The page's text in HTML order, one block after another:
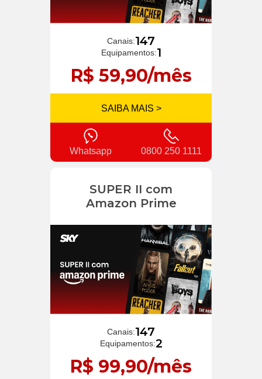
Canais:147
Equipamentos:1
R$ 59,90/mês
SAIBA MAIS >
Whatsapp 0800 250 1111
SUPER II com
Amazon Prime
Canais:147
Equipamentos:2
R$ 99,90/mês